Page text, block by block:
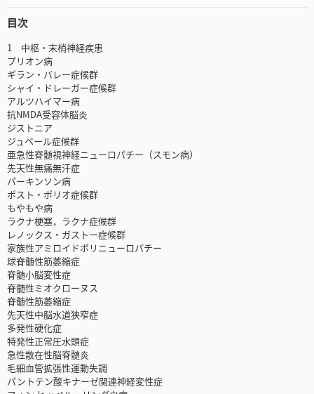
目次
1 中枢・末梢神経疾患
プリオン病
ギラン・バレー症候群
シャイ・ドレーガー症候群
アルツハイマー病
抗NMDA受容体脳炎
ジストニア
ジュベール症候群
亜急性脊髄視神経ニューロパチー（スモン病）
先天性無痛無汗症
パーキンソン病
ポスト・ポリオ症候群
もやもや病
ラクナ梗塞，ラクナ症候群
レノックス・ガストー症候群
家族性アミロイドポリニューロパチー
球脊髄性筋萎縮症
脊髄小脳変性症
脊髄性ミオクローヌス
脊髄性筋萎縮症
先天性中脳水道狭窄症
多発性硬化症
特発性正常圧水頭症
急性散在性脳脊髄炎
毛細血管拡張性運動失調
パントテン酸キナーゼ関連神経変性症